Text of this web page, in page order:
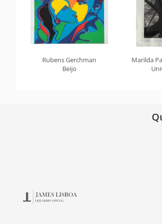
Rubens Gerchman
Beijo
Marilda